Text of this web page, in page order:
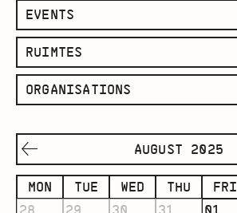
filter
by
category
EVENTS
filter
by
space
RUIMTES
filter
by
ORGANISATIONS
AUGUST 2025
MON
TUE WED THU FRI